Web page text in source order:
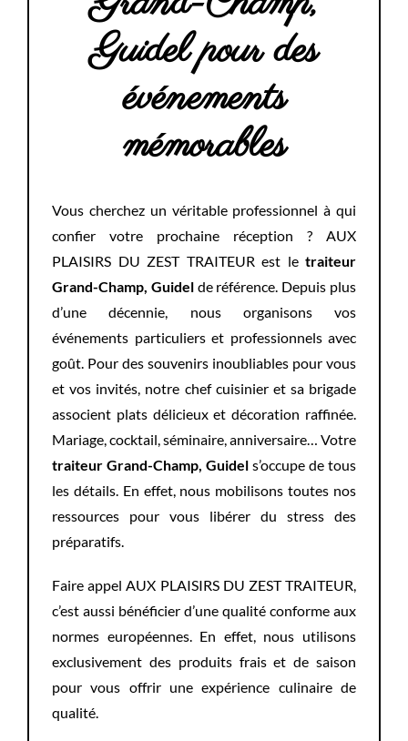
Guidel pour des
événements
mémorables
Vous cherchez un véritable professionnel à qui
confier votre prochaine réception ? AUX
PLAISIRS DU ZEST TRAITEUR est le traiteur
Grand-Champ, Guidel de référence. Depuis plus
d’une décennie, nous organisons vos
événements particuliers et professionnels avec
goût. Pour des souvenirs inoubliables pour vous
et vos invités, notre chef cuisinier et sa brigade
associent plats délicieux et décoration raffinée.
Mariage, cocktail, séminaire, anniversaire… Votre
traiteur Grand-Champ, Guidel s’occupe de tous
les détails. En effet, nous mobilisons toutes nos
ressources pour vous libérer du stress des
préparatifs.
Faire appel AUX PLAISIRS DU ZEST TRAITEUR,
c’est aussi bénéficier d’une qualité conforme aux
normes européennes. En effet, nous utilisons
exclusivement des produits frais et de saison
pour vous offrir une expérience culinaire de
qualité.